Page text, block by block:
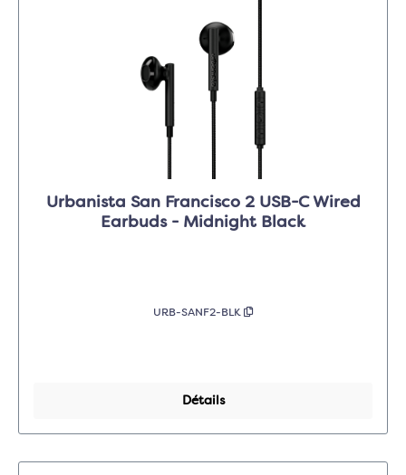
Urbanista San Francisco 2 USB-C Wired
Earbuds - Midnight Black
URB-SANF2-BLK
Détails